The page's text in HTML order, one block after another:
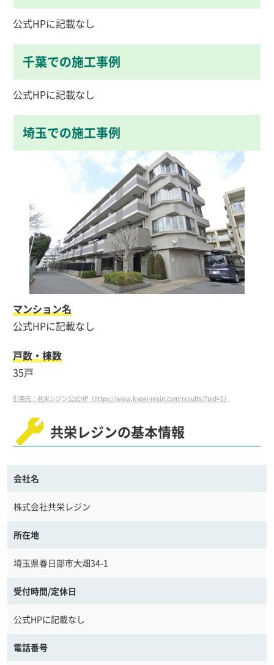
公式HPに記載なし
千葉での施工事例
公式HPに記載なし
埼玉での施工事例
マンション名
公式HPに記載なし
戸数・棟数
35戸
引用元：共栄レジン公式HP（https://www.kyoei-resin.com/results/?pid=1）
共栄レジンの基本情報
会社名
株式会社共栄レジン
所在地
埼玉県春日部市大畑34-1
受付時間/定休日
公式HPに記載なし
電話番号